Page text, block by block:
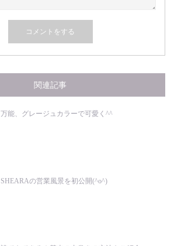
関連記事
万能、グレージュカラーで可愛く^^
SHEARAの営業風景を初公開(^o^)